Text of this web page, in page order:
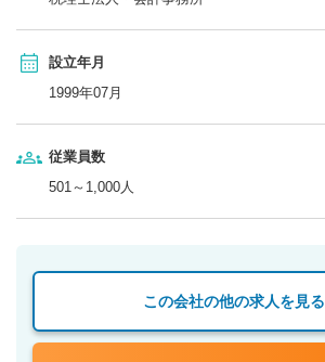
設立年月
1999年07月
従業員数
501～1,000人
この会社の他の求人を見る